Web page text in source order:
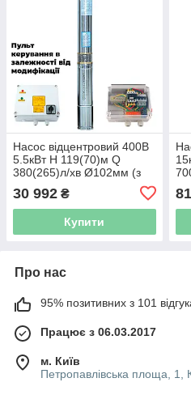
Насос відцентровий 400В
5.5кВт H 119(70)м Q
380(265)л/хв Ø102мм (з
4SD16/20 (7771873)
30 992 ₴
Купити
(з
Про нас
95% позитивних з 101
Працює з 06.03.2017
м. Київ
Петропавлівська площа, 1,